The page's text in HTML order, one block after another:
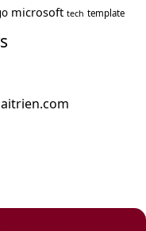
microsoft tech template